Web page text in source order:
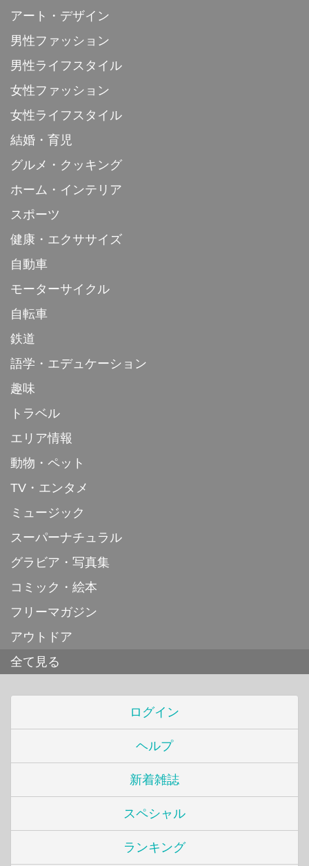
アート・デザイン
男性ファッション
男性ライフスタイル
女性ファッション
女性ライフスタイル
結婚・育児
グルメ・クッキング
ホーム・インテリア
スポーツ
健康・エクササイズ
自動車
モーターサイクル
自転車
鉄道
語学・エデュケーション
趣味
トラベル
エリア情報
動物・ペット
TV・エンタメ
ミュージック
スーパーナチュラル
グラビア・写真集
コミック・絵本
フリーマガジン
アウトドア
全て見る
ログイン
ヘルプ
新着雑誌
スペシャル
ランキング